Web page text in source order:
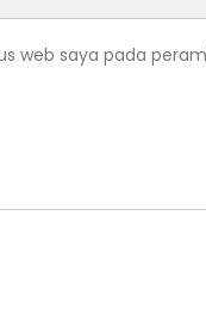
web saya pada